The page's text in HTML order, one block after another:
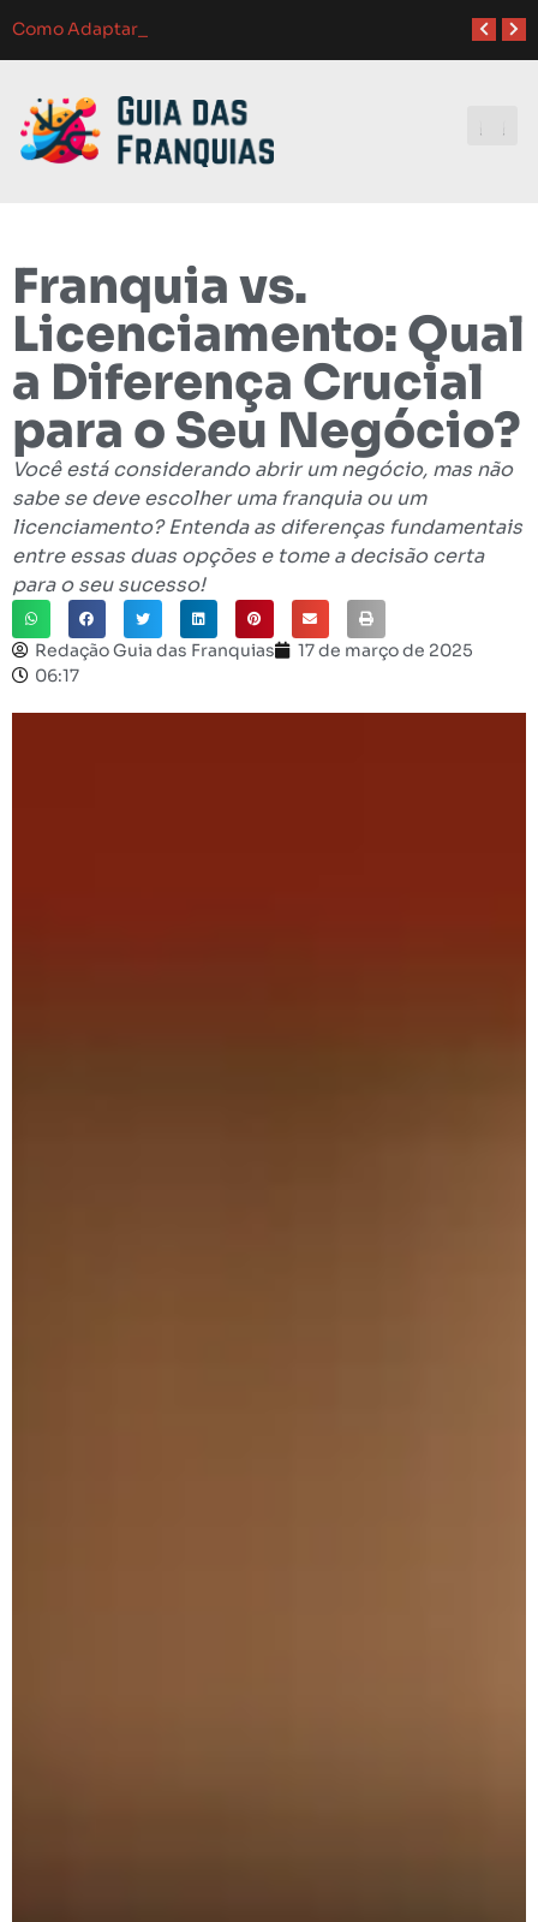
Franquia vs.
Licenciamento: Qual
a Diferença Crucial
para o Seu Negócio?
Você está considerando abrir um negócio, mas não
sabe se deve escolher uma franquia ou um
licenciamento? Entenda as diferenças fundamentais
entre essas duas opções e tome a decisão certa
para o seu sucesso!
Redação Guia das Franquias
17 de março de 2025
06:17